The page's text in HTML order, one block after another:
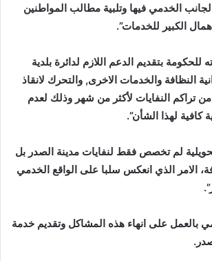
الخدمي فيها وتلبية مطالب المواطنين
الكبير للخدمات”.
للحكومة بتقديم الدعم اللازم لدائرة بلدية
النظافة والخدمات الاخرى, والتحرك لانقاذ
تراكم النفايات لأكثر من شهر وذلك لعدم
لهذا الشأن”.
لم تخصص فقط لنفايات مدينة الصدر بل
الامر الذي انعكس سلبا على الواقع الخدمي
بالعمل على انهاء هذه المشاكل وتقديم خدمة